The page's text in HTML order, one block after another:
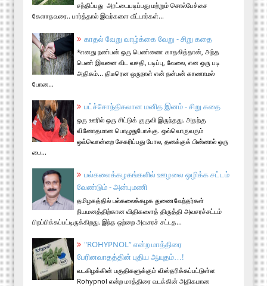
சந்திப்பது அரட்டையடிப்பது மற்றும் சொல்பேச்சை
கேளாதவரை.. பார்த்தால் இவர்களை வீட்டார்கள்...
காதல் வேறு வாழ்க்கை வேறு - சிறு கதை
*எனது நண்பன் ஒரு பெண்ணை காதலித்தான், அந்த
பெண் இவனை விட வசதி, படிப்பு, வேலை, என ஒரு படி
அதிகம்... திடீரென ஒருநாள் என் நன்பன் காணாமல்
போன...
பட்ச்சோந்திகலான மனித இனம் - சிறு கதை
ஒரு ஊரில் ஒரு சிட்டுக் குருவி இருந்தது. அதற்கு
வினோதமான பொழுதுபோக்கு. ஒவ்வொருவரும்
ஒவ்வொன்றை சேகரிப்பது போல, தனக்குக் பின்னால் ஒரு
பை...
பல்கலைக்கழகங்களில் ஊழலை ஒழிக்க சட்டம்
வேண்டும் - அன்புமணி
தமிழகத்தில் பல்கலைக்கழக துணைவேந்தர்கள்
நியமனத்திற்கான விதிகளைத் திருத்தி அவசரச்சட்டம்
பிறப்பிக்கப்பட்டிருக்கிறது. இந்த ஒற்றை அவசரச் சட்டத...
"ROHYPNOL” என்ற மாத்திரை
பேரினவாதத்தின் புதிய ஆயுதம்…!
வடகிழக்கின் பகுதிகளுக்கும் விஸ்தரிக்கப்பட்டுள்ள
Rohypnol என்ற மாத்திரை வடக்கின் அதிகமான